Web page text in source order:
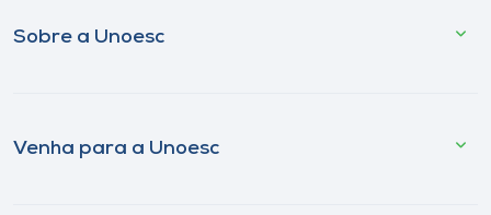
Sobre a Unoesc
Venha para a Unoesc